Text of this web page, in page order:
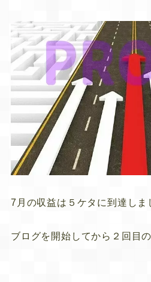
7月の収益は５ケタに到達しま
ブログを開始してから２回目